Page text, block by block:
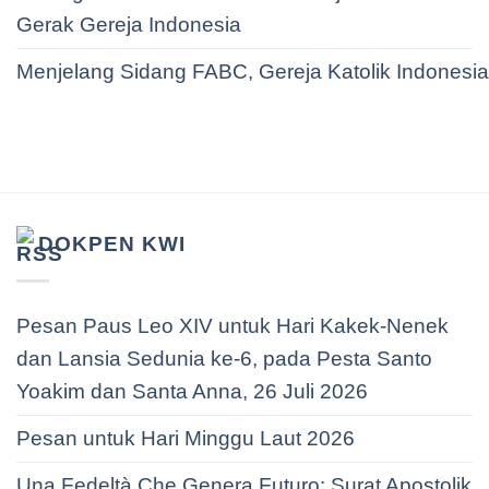
Gerak Gereja Indonesia
Menjelang Sidang FABC, Gereja Katolik
DOKPEN KWI
Pesan Paus Leo XIV untuk Hari Kakek-Nenek
dan Lansia Sedunia ke-6, pada Pesta Santo
Yoakim dan Santa Anna, 26 Juli 2026
Pesan untuk Hari Minggu Laut 2026